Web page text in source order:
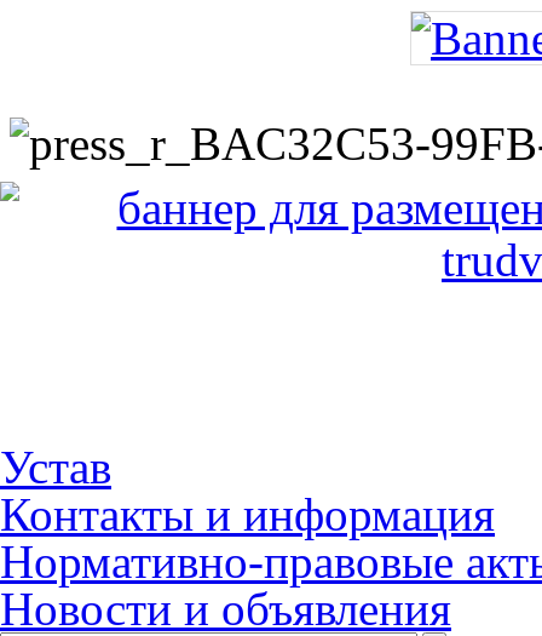
Устав
Контакты и информация
Нормативно-правовые
Новости и объявления